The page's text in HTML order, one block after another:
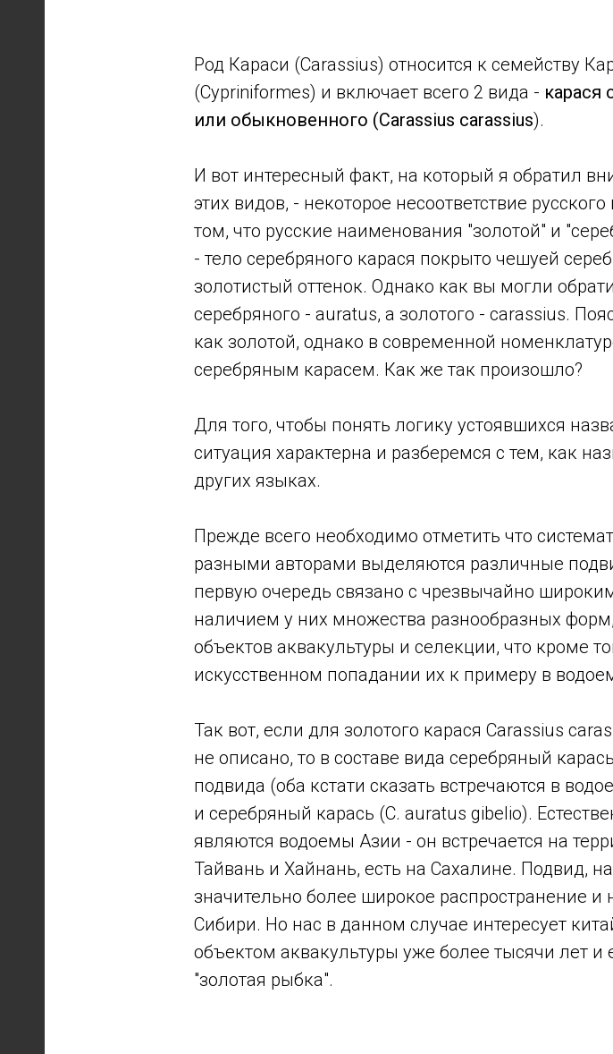
Род Караси (Carassius) относится к семейству
(Cypriniformes) и включает всего 2 вида - карася
или обыкновенного (Carassius carassius).
И вот интересный факт, на который я обратил
этих видов, - некоторое несоответствие
том, что русские наименования "золотой" и
- тело серебряного карася покрыто чешуей
золотистый оттенок. Однако как вы могли
серебряного - auratus, а золотого - carassius.
как золотой, однако в современной
серебряным карасем. Как же так произошло?
Для того, чтобы понять логику устоявшихся
ситуация характерна и разберемся с тем, как
других языках.
Прежде всего необходимо отметить что
разными авторами выделяются различные
первую очередь связано с чрезвычайно
наличием у них множества разнообразных
объектов аквакультуры и селекции, что кроме
искусственном попадании их к примеру в
Так вот, если для золотого карася Сarassius
не описано, то в составе вида серебряный
подвида (оба кстати сказать встречаются в
и серебряный карась (C. auratus gibelio).
являются водоемы Азии - он встречается на
Тайвань и Хайнань, есть на Сахалине. Подвид,
значительно более широкое распространение
Сибири. Но нас в данном случае интересует
объектом аквакультуры уже более тысячи лет
"золотая рыбка".